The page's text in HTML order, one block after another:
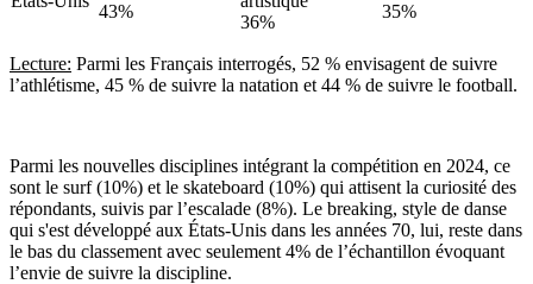
43%
36%
35%
Lecture: Parmi les Français interrogés, 52 % envisagent de suivre
l’athlétisme, 45 % de suivre la natation et 44 % de suivre le football.
Parmi les nouvelles disciplines intégrant la compétition en 2024, ce
sont le surf (10%) et le skateboard (10%) qui attisent la curiosité des
répondants, suivis par l’escalade (8%). Le breaking, style de danse
qui s'est développé aux États-Unis dans les années 70, lui, reste dans
le bas du classement avec seulement 4% de l’échantillon évoquant
l’envie de suivre la discipline.